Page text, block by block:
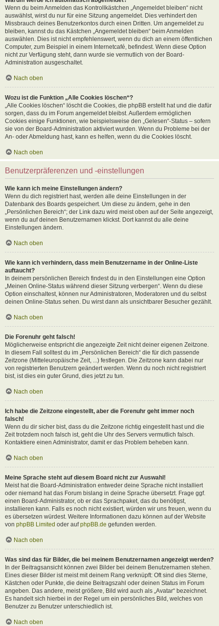
Wenn du beim Anmelden das Kontrollkästchen „Angemeldet bleiben“ nicht
auswählst, wirst du nur für eine Sitzung angemeldet. Dies verhindert den
Missbrauch deines Benutzerkontos durch einen Dritten. Um angemeldet zu
bleiben, kannst du das Kästchen „Angemeldet bleiben“ beim Anmelden
auswählen. Dies ist nicht empfehlenswert, wenn du dich an einem öffentlichen
Computer, zum Beispiel in einem Internetcafé, befindest. Wenn diese Option
nicht zur Verfügung steht, dann wurde sie vermutlich von der Board-
Administration ausgeschaltet.
Nach oben
Wozu ist die Funktion „Alle Cookies löschen“?
„Alle Cookies löschen“ löscht die Cookies, die phpBB erstellt hat und die dafür
sorgen, dass du im Forum angemeldet bleibst. Außerdem ermöglichen
Cookies einige Funktionen, wie beispielsweise den „Gelesen“-Status – sofern
sie von der Board-Administration aktiviert wurden. Wenn du Probleme bei der
An- oder Abmeldung hast, kann es helfen, wenn du die Cookies löscht.
Nach oben
Benutzerpräferenzen und -einstellungen
Wie kann ich meine Einstellungen ändern?
Wenn du dich registriert hast, werden alle deine Einstellungen in der
Datenbank des Boards gespeichert. Um diese zu ändern, gehe in den
„Persönlichen Bereich“; der Link dazu wird meist oben auf der Seite angezeigt,
wenn du auf deinen Benutzernamen klickst. Dort kannst du alle deine
Einstellungen ändern.
Nach oben
Wie kann ich verhindern, dass mein Benutzername in der Online-Liste
auftaucht?
In deinem persönlichen Bereich findest du in den Einstellungen eine Option
„Meinen Online-Status während dieser Sitzung verbergen“. Wenn du diese
Option einschaltest, können nur Administratoren, Moderatoren und du selbst
deinen Online-Status sehen. Du wirst dann als unsichtbarer Besucher gezählt.
Nach oben
Die Forenuhr geht falsch!
Möglicherweise entspricht die angezeigte Zeit nicht deiner eigenen Zeitzone.
In diesem Fall solltest du im „Persönlichen Bereich“ die für dich passende
Zeitzone (Mitteleuropäische Zeit, ...) festlegen. Die Zeitzone kann dabei nur
von registrierten Benutzern geändert werden. Wenn du noch nicht registriert
bist, ist dies ein guter Grund, dies jetzt zu tun.
Nach oben
Ich habe die Zeitzone eingestellt, aber die Forenuhr geht immer noch
falsch!
Wenn du dir sicher bist, dass du die Zeitzone richtig eingestellt hast und die
Zeit trotzdem noch falsch ist, geht die Uhr des Servers vermutlich falsch.
Kontaktiere einen Administrator, damit er das Problem beheben kann.
Nach oben
Meine Sprache steht auf diesem Board nicht zur Auswahl!
Meist hat die Board-Administration entweder deine Sprache nicht installiert
oder niemand hat das Forum bislang in deine Sprache übersetzt. Frage ggf.
einen Board-Administrator, ob er das Sprachpaket, das du benötigst,
installieren kann. Falls es noch nicht existiert, würden wir uns freuen, wenn du
es übersetzen würdest. Weitere Informationen dazu können auf der Website
von phpBB Limited oder aufphpBB.de gefunden werden.
Nach oben
Was sind das für Bilder, die bei meinem Benutzernamen angezeigt werden?
In der Beitragsansicht können zwei Bilder bei deinem Benutzernamen stehen.
Eines dieser Bilder ist meist mit deinem Rang verknüpft: Oft sind dies Sterne,
Kästchen oder Punkte, die deine Beitragszahl oder deinen Status im Forum
angeben. Das andere, meist größere, Bild wird auch als „Avatar“ bezeichnet.
Es handelt sich hierbei in der Regel um ein persönliches Bild, welches von
Benutzer zu Benutzer unterschiedlich ist.
Nach oben